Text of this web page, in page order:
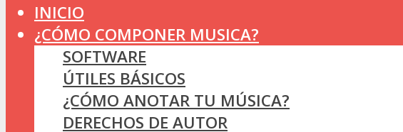
INICIO
¿CÓMO COMPONER MUSICA?
SOFTWARE
ÚTILES BÁSICOS
¿CÓMO ANOTAR TU MÚSICA?
DERECHOS DE AUTOR